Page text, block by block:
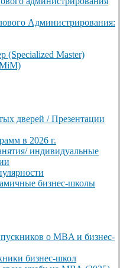
Администрирования:
(Specialized Master)
дверей / Презентации
в 2026 г.
индивидуальные
бизнес-школы
о MBA и бизнес-
бизнес-школ